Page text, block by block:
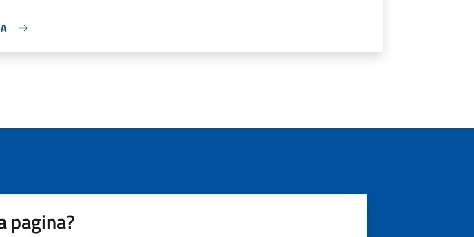
pagina?